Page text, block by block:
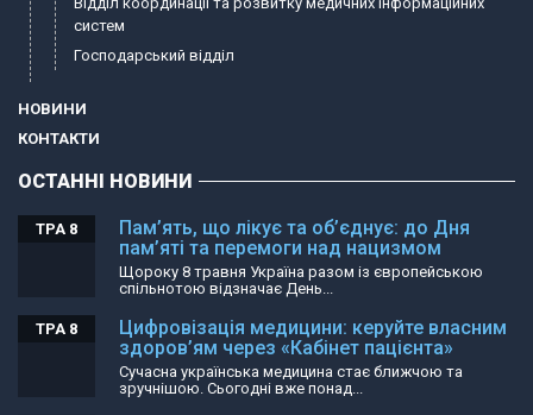
систем
Господарський відділ
НОВИНИ
КОНТАКТИ
ОСТАННІ НОВИНИ
Пам’ять, що лікує та об’єднує: до Дня
пам’яті та перемоги над нацизмом
ТРА 8
Щороку 8 травня Україна разом із європейською
спільнотою відзначає День...
Цифровізація медицини: керуйте власним
здоров’ям через «Кабінет пацієнта»
ТРА 8
Сучасна українська медицина стає ближчою та
зручнішою. Сьогодні вже понад...